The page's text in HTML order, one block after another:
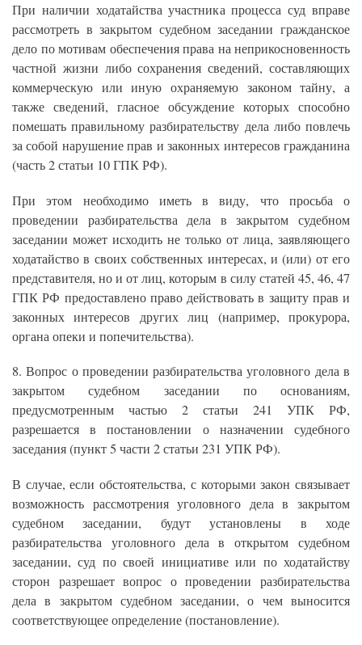
При наличии ходатайства участника процесса суд вправе
рассмотреть в закрытом судебном заседании гражданское
дело по мотивам обеспечения права на неприкосновенность
частной жизни либо сохранения сведений, составляющих
коммерческую или иную охраняемую законом тайну, а
также сведений, гласное обсуждение которых способно
помешать правильному разбирательству дела либо повлечь
за собой нарушение прав и законных интересов гражданина
(часть 2 статьи 10 ГПК РФ).
При этом необходимо иметь в виду, что просьба о
проведении разбирательства дела в закрытом судебном
заседании может исходить не только от лица, заявляющего
ходатайство в своих собственных интересах, и (или) от его
представителя, но и от лиц, которым в силу статей 45, 46, 47
ГПК РФ предоставлено право действовать в защиту прав и
законных интересов других лиц (например, прокурора,
органа опеки и попечительства).
8. Вопрос о проведении разбирательства уголовного дела в
закрытом судебном заседании по основаниям,
предусмотренным частью 2 статьи 241 УПК РФ,
разрешается в постановлении о назначении судебного
заседания (пункт 5 части 2 статьи 231 УПК РФ).
В случае, если обстоятельства, с которыми закон связывает
возможность рассмотрения уголовного дела в закрытом
судебном заседании, будут установлены в ходе
разбирательства уголовного дела в открытом судебном
заседании, суд по своей инициативе или по ходатайству
сторон разрешает вопрос о проведении разбирательства
дела в закрытом судебном заседании, о чем выносится
соответствующее определение (постановление).